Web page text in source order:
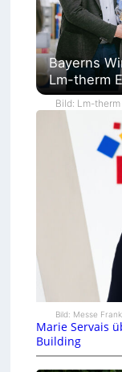
Bayerns
Lm-therm
Bild: Lm-
Bild: Messe
Marie Servais
Building